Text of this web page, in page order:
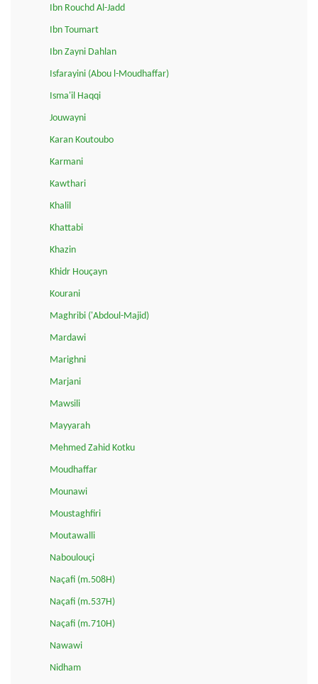
Ibn Rouchd Al-Jadd
Ibn Toumart
Ibn Zayni Dahlan
Isfarayini (Abou l-Moudhaffar)
Isma'il Haqqi
Jouwayni
Karan Koutoubo
Karmani
Kawthari
Khalil
Khattabi
Khazin
Khidr Houçayn
Kourani
Maghribi ('Abdoul-Majid)
Mardawi
Marighni
Marjani
Mawsili
Mayyarah
Mehmed Zahid Kotku
Moudhaffar
Mounawi
Moustaghfiri
Moutawalli
Naboulouçi
Naçafi (m.508H)
Naçafi (m.537H)
Naçafi (m.710H)
Nawawi
Nidham